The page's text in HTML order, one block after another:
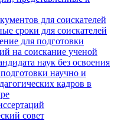
для соискателей
сроки для соискателей
для подготовки
на соискание ученой
наук без освоения
научно и
кадров в
совет